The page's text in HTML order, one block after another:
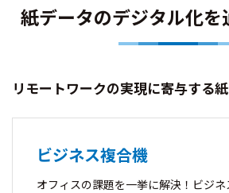
紙データのデジタル化を
リモートワークの実現に寄与する
ビジネス複合機
オフィスの課題を一挙に解決！ビジ